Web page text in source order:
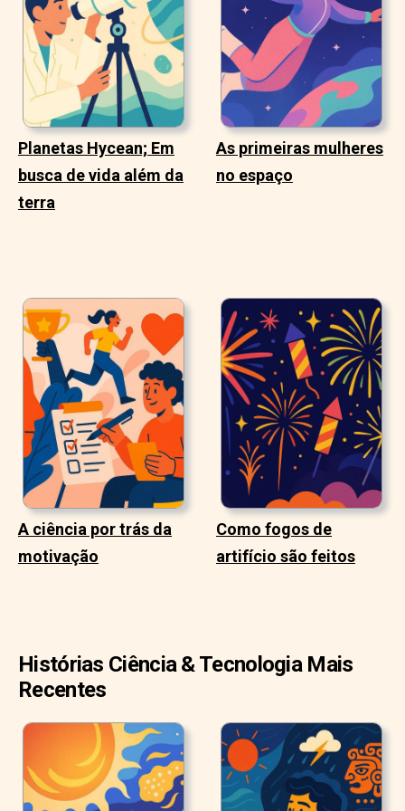
Planetas Hycean; Em
busca de vida além da
terra
As primeiras mulheres
no espaço
A ciência por trás da
motivação
Como fogos de
artifício são feitos
Histórias Ciência & Tecnologia Mais
Recentes